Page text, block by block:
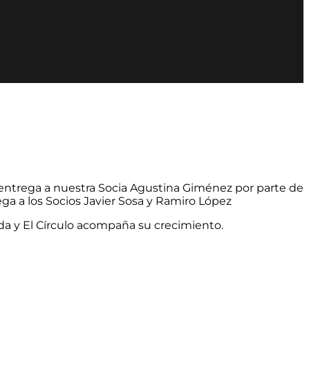
a nuestra Socia Agustina Giménez por parte de
a los Socios Javier Sosa y Ramiro López
y El Círculo acompaña su crecimiento.